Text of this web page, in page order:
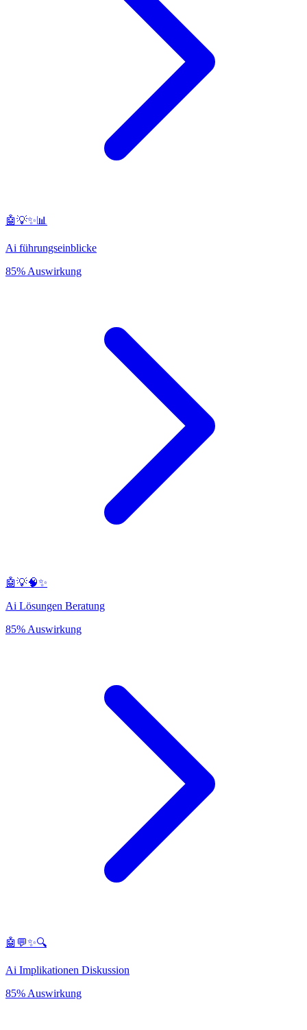
🤖💡✨📊
Ai führungseinblicke
85% Auswirkung
🤖💡🧠✨
Ai Lösungen Beratung
85% Auswirkung
🤖💬✨🔍
Ai Implikationen Diskussion
85% Auswirkung